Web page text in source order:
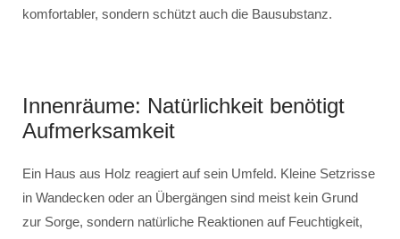
komfortabler, sondern schützt auch die Bausubstanz.
Innenräume: Natürlichkeit benötigt
Aufmerksamkeit
Ein Haus aus Holz reagiert auf sein Umfeld. Kleine Setzrisse
in Wandecken oder an Übergängen sind meist kein Grund
zur Sorge, sondern natürliche Reaktionen auf Feuchtigkeit,